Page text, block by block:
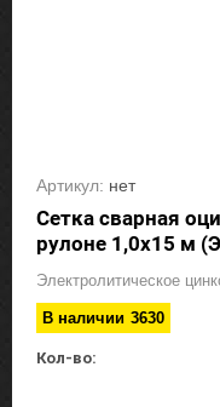
Артикул: нет
Сетка сварная
рулоне 1,0х15 м
Электролитическое
В наличии 3630
Кол-во: